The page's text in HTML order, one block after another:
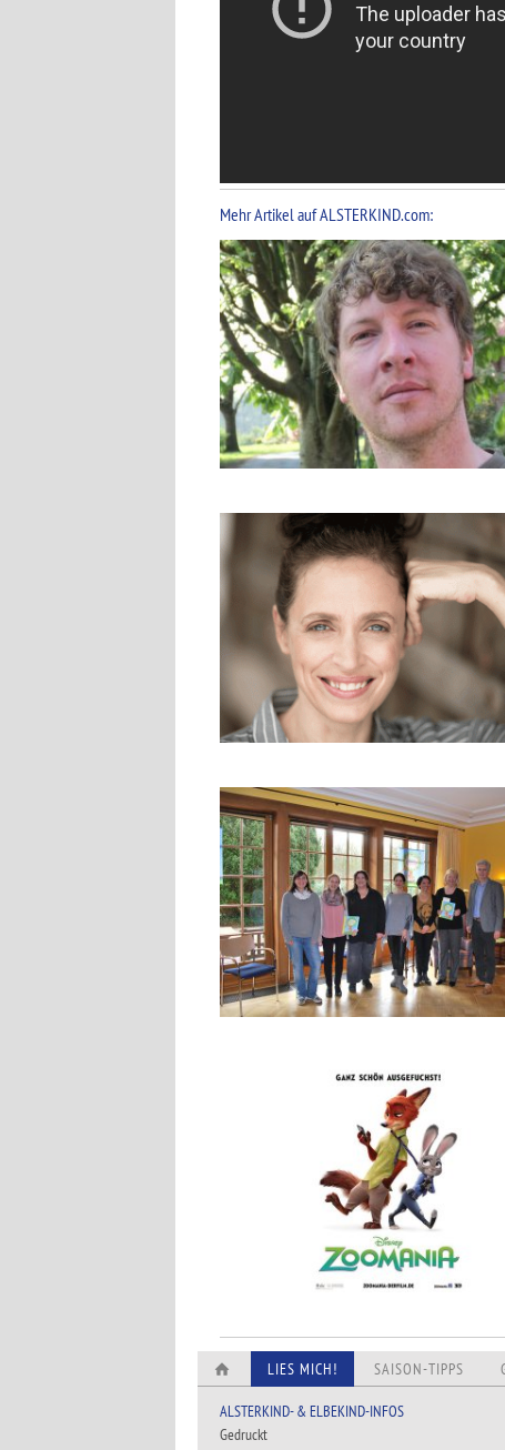
Mehr Artikel auf ALSTERKIND.com:
LIES MICH! SAISON-TIPPS
ALSTERKIND- & ELBEKIND-INFOS
Gedruckt